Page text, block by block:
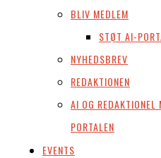
BLIV MEDLEM
STØT AI-
NYHEDSBREV
REDAKTIONEN
AI OG REDAKTIONEL
PORTALEN
EVENTS